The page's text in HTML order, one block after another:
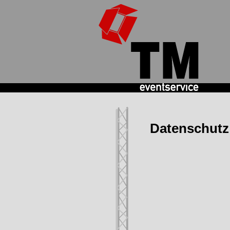
TM
Eventservice
Datenschutz